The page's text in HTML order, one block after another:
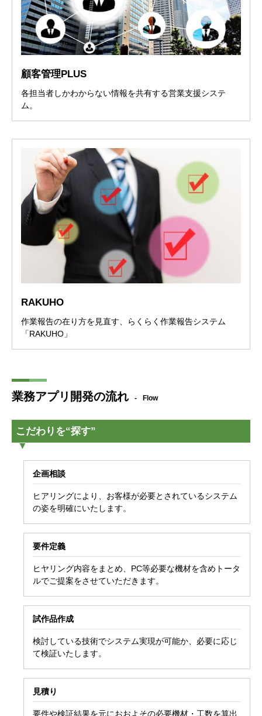
顧客管理PLUS
各担当者しかわからない情報を共有する営業支援システ
ム。
RAKUHO
作業報告の在り方を見直す、らくらく作業報告システム
「RAKUHO」
業務アプリ開発の流れ Flow
こだわりを“探す”
企画相談
ヒアリングにより、お客様が必要とされているシステム
の姿を明確にいたします。
要件定義
ヒヤリング内容をまとめ、PC等必要な機材を含めトータ
ルでご提案をさせていただきます。
試作品作成
検討している技術でシステム実現が可能か、必要に応じ
て検証いたします。
見積り
要件や検証結果を元におおよその必要機材・工数を算出